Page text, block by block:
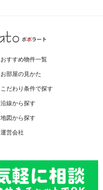
おすすめ物件一覧
お部屋の見かた
こだわり条件で探す
沿線から探す
地図から探す
運営会社